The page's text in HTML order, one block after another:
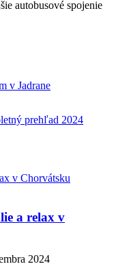
v Jadrane
prehľad 2024
a relax v
2024